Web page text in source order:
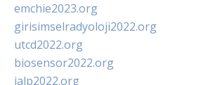
emchie2023.org
girisimselradyoloji2022.org
utcd2022.org
biosensor2022.org
ialp2022.org